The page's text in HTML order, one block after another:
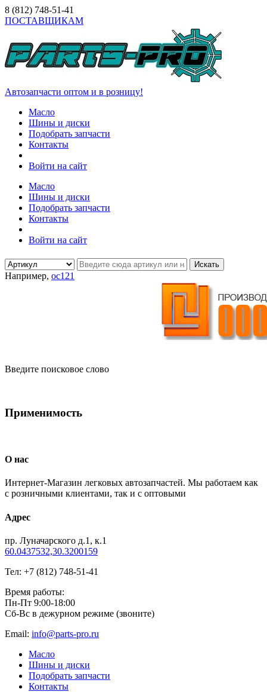
8 (812) 748-51-41
ПОСТАВЩИКАМ
Автозапчасти оптом и в розницу!
Масло
Шины и диски
Подобрать запчасти
Контакты
Войти на сайт
Масло
Шины и диски
Подобрать запчасти
Контакты
Войти на сайт
Например, oc121
Введите поисковое слово
Применимость
О нас
Интернет-Магазин легковых автозапчастей. Мы работаем как
с розничными клиентами, так и с оптовыми
Адрес
пр. Луначарского д.1, к.1
60.0437532,30.3200159
Тел: +7 (812) 748-51-41
Время работы:
Пн-Пт 9:00-18:00
Сб-Вс в дежурном режиме (звоните)
Email: info@parts-pro.ru
Масло
Шины и диски
Подобрать запчасти
Контакты